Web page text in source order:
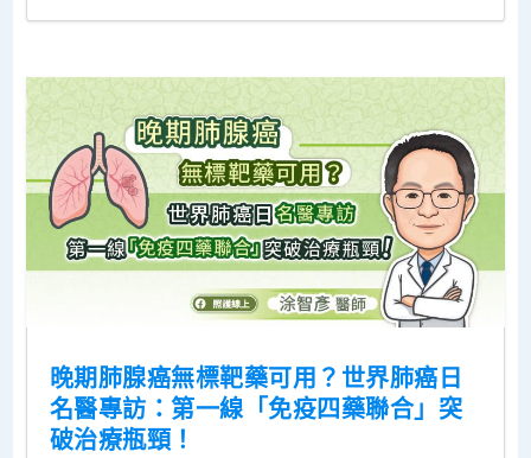
晚期肺腺癌無標靶藥可用？世界肺癌日
名醫專訪：第一線「免疫四藥聯合」突
破治療瓶頸！